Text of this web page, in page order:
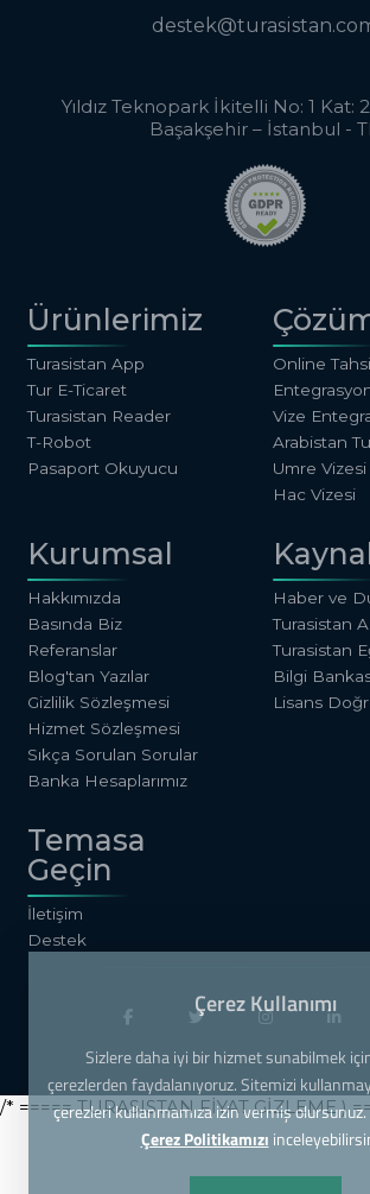
Yıldız Teknopark İkitelli No: 1 Kat:
Başakşehir – İstanbul -
Ürünlerimiz
Turasistan App
Tur E-Ticaret
Turasistan Reader
T-Robot
Pasaport Okuyucu
Online
Vize
Arabistan
Umre Vizesi
Hac Vizesi
Kurumsal
Hakkımızda
Basında Biz
Referanslar
Blog'tan Yazılar
Gizlilik Sözleşmesi
Hizmet Sözleşmesi
Sıkça Sorulan Sorular
Banka Hesaplarımız
Haber ve
Turasistan
Turasistan
Bilgi
Lisans
Temasa
Geçin
İletişim
Destek
/* ===== TURASISTAN FİYAT GİZLEME )
Çerez Kullanımı
Sizlere daha iyi bir hizmet sunabilmek
çerezlerden faydalanıyoruz. Sitemizi
çerezleri kullanmamıza izin vermiş olursunuz.
Çerez Politikamızı